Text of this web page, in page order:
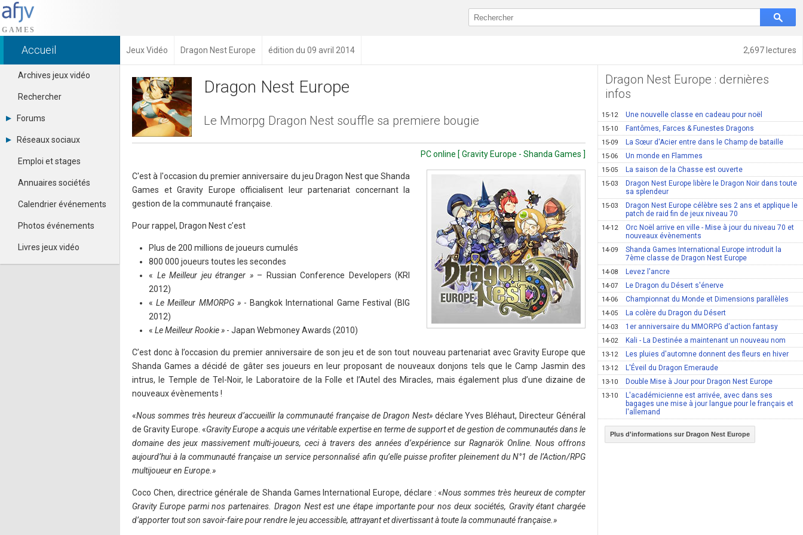
2,697 lectures
Accueil Jeux Vidéo Dragon Nest Europe édition du 09 avril 2014
Archives jeux vidéo
Rechercher
Forums
Tous les forums
Se connecter
Contacter un modérateur
Réseaux sociaux
Dailymotion
Facebook
Google+
Pinterest
Youtube
Emploi et stages
Annuaires sociétés
Calendrier événements
Photos événements
Livres jeux vidéo
Dragon Nest Europe
Le Mmorpg Dragon Nest souffle sa premiere bougie
PC online [ Gravity Europe - Shanda Games ]
C'est à l'occasion du premier anniversaire du jeu Dragon Nest que Shanda
Games et Gravity Europe officialisent leur partenariat concernant la
gestion de la communauté française.
Pour rappel, Dragon Nest c’est
Plus de 200 millions de joueurs cumulés
800 000 joueurs toutes les secondes
« Le Meilleur jeu étranger »– Russian Conference Developers (KRI
2012)
«Le Meilleur MMORPG »- Bangkok International Game Festival (BIG
2012)
« Le Meilleur Rookie » - Japan Webmoney Awards (2010)
C’est donc à l’occasion du premier anniversaire de son jeu et de son tout nouveau partenariat avec Gravity Europe que
Shanda Games a décidé de gâter ses joueurs en leur proposant de nouveaux donjons tels que le Camp Jasmin des
intrus, le Temple de Tel-Noir, le Laboratoire de la Folle et l’Autel des Miracles, mais également plus d’une dizaine de
nouveaux évènements !
«Nous sommes très heureux d’accueillir la communauté française de Dragon Nest»déclare Yves Bléhaut, Directeur Général
de Gravity Europe. «Gravity Europe a acquis une véritable expertise en terme de support et de gestion de communautés dans le
domaine des jeux massivement multi-joueurs, ceci à travers des années d’expérience sur Ragnarök Online. Nous offrons
aujourd’hui à la communauté française un service personnalisé afin qu’elle puisse profiter pleinement du N°1 de l’Action/RPG
multijoueur en Europe.»
Coco Chen, directrice générale de Shanda Games International Europe, déclare : «Nous sommes très heureux de compter
Gravity Europe parmi nos partenaires. Dragon Nest est une étape importante pour nos deux sociétés, Gravity étant chargée
d’apporter tout son savoir-faire pour rendre le jeu accessible, attrayant et divertissant à toute la communauté française.»
Dragon Nest Europe : dernières
infos
15-12 Une nouvelle classe en cadeau pour noël
15-10 Fantômes, Farces & Funestes Dragons
15-09 La Sœur d'Acier entre dans le Champ de bataille
15-06 Un monde en Flammes
15-05 La saison de la Chasse est ouverte
15-03
Dragon Nest Europe libère le Dragon Noir dans toute
sa splendeur
15-03
Dragon Nest Europe célèbre ses 2 ans et applique le
patch de raid fin de jeux niveau 70
14-12
Orc Noël arrive en ville - Mise à jour du niveau 70 et
nouveaux évènements
14-09
Shanda Games International Europe introduit la
7ème classe de Dragon Nest Europe
14-08 Levez l'ancre
14-07 Le Dragon du Désert s'énerve
14-06 Championnat du Monde et Dimensions parallèles
14-05 La colère du Dragon du Désert
14-03 1er anniversaire du MMORPG d'action fantasy
14-02 Kali - La Destinée a maintenant un nouveau nom
13-12 Les pluies d'automne donnent des fleurs en hiver
13-12 L'Éveil du Dragon Emeraude
13-10 Double Mise à Jour pour Dragon Nest Europe
13-10
L'académicienne est arrivée, avec dans ses
bagages une mise à jour langue pour le français et
l'allemand
Plus d'informations sur Dragon Nest Europe